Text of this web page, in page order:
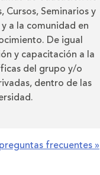
Seminarios y
a la comunidad en
De igual
y capacitación a la
del grupo y/o
dentro de las
frecuentes »